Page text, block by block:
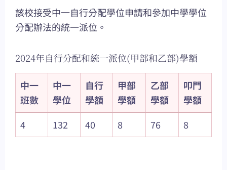
該校接受中一自行分配學位申請和參加中學學位
分配辦法的統一派位。
2024年自行分配和統一派位(甲部和乙部)學額
中一
班數
中一
學位
自行
學額
甲部
學額
乙部
學額
叩門
學額
4
132 40 8 76 8